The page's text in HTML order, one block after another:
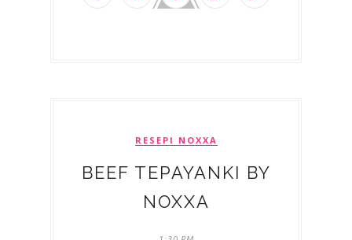
RESEPI NOXXA
BEEF TEPAYANKI BY
NOXXA